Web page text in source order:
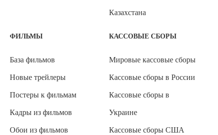
Казахстана
ФИЛЬМЫ
База фильмов
Новые трейлеры
Постеры к фильмам
Кадры из фильмов
Обои из фильмов
КАССОВЫЕ СБОРЫ
Мировые кассовые сборы
Кассовые сборы в России
Кассовые сборы в
Украине
Кассовые сборы США